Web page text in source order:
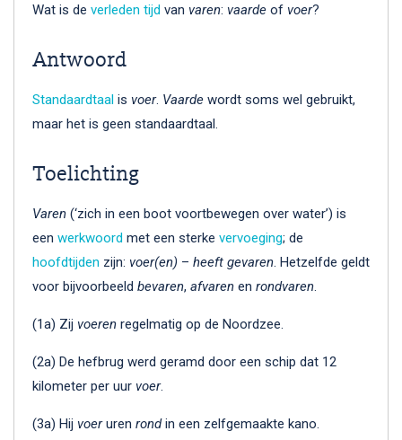
Wat is de verleden tijd van varen: vaarde of voer?
Antwoord
Standaardtaal is voer. Vaarde wordt soms wel gebruikt,
maar het is geen standaardtaal.
Toelichting
Varen (‘zich in een boot voortbewegen over water’) is
een werkwoord met een sterke vervoeging; de
hoofdtijden zijn: voer(en) – heeft gevaren. Hetzelfde geldt
voor bijvoorbeeld bevaren, afvaren en rondvaren.
(1a) Zij voeren regelmatig op de Noordzee.
(2a) De hefbrug werd geramd door een schip dat 12
kilometer per uur voer.
(3a) Hij voeruren rondin een zelfgemaakte kano.